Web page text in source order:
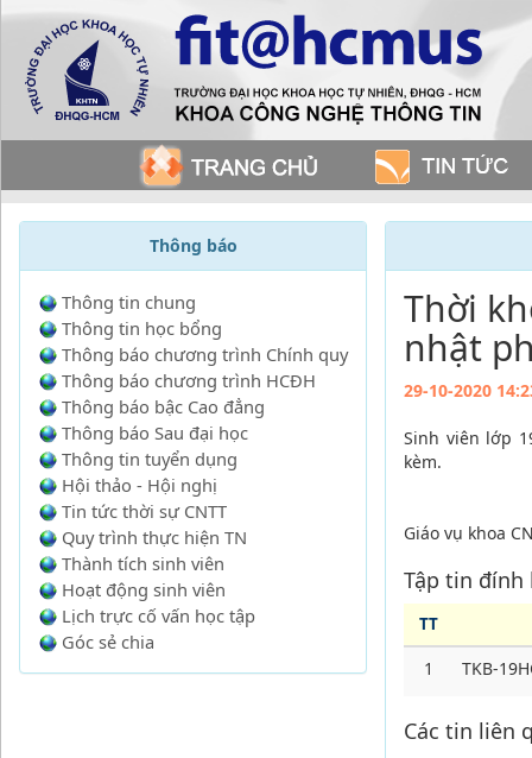
Thông báo
Thông tin chung
Thông tin học bổng
Thông báo chương trình Chính quy
Thông báo chương trình HCĐH
Thông báo bậc Cao đẳng
Thông báo Sau đại học
Thông tin tuyển dụng
Hội thảo - Hội nghị
Tin tức thời sự CNTT
Quy trình thực hiện TN
Thành tích sinh viên
Hoạt động sinh viên
Lịch trực cố vấn học tập
Góc sẻ chia
Thời
nhật
29-10-2020
Sinh viên lớp
kèm.
Giáo vụ khoa
Tập tin đính
TT
1 TKB-
Các tin liên